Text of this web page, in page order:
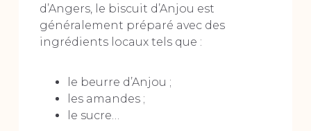
d’Angers, le biscuit d’Anjou est
généralement préparé avec des
ingrédients locaux tels que :
le beurre d’Anjou ;
les amandes ;
le sucre…